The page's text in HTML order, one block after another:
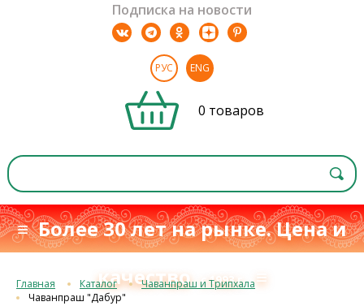
Подписка на новости
РУС ENG
0 товаров
≡ Более 30 лет на рынке. Цена и
качествос 1993 г.≡
Главная Каталог
Чаванпраш и Трипхала
Чаванпраш "Дабур"